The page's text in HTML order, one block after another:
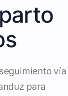
vía
para